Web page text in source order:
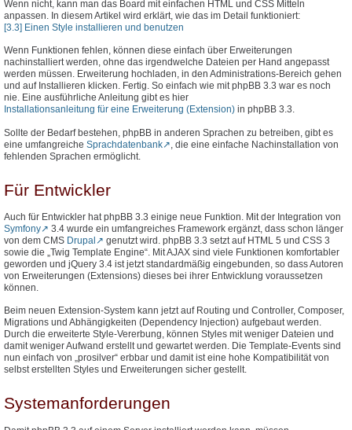
Wenn nicht, kann man das Board mit einfachen HTML und CSS Mitteln
anpassen. In diesem Artikel wird erklärt, wie das im Detail funktioniert:
[3.3] Einen Style installieren und benutzen
Wenn Funktionen fehlen, können diese einfach über Erweiterungen
nachinstalliert werden, ohne das irgendwelche Dateien per Hand angepasst
werden müssen. Erweiterung hochladen, in den Administrations-Bereich gehen
und auf Installieren klicken. Fertig. So einfach wie mit phpBB 3.3 war es noch
nie. Eine ausführliche Anleitung gibt es hier
Installationsanleitung für eine Erweiterung (Extension) in phpBB 3.3.
Sollte der Bedarf bestehen, phpBB in anderen Sprachen zu betreiben, gibt es
eine umfangreiche Sprachdatenbank
, die eine einfache Nachinstallation von
fehlenden Sprachen ermöglicht.
Für Entwickler
Auch für Entwickler hat phpBB 3.3 einige neue Funktion. Mit der Integration von
Symfony
3.4 wurde ein umfangreiches Framework ergänzt, dass schon länger
von dem CMS Drupal
genutzt wird. phpBB 3.3 setzt auf HTML 5 und CSS 3
sowie die „Twig Template Engine“. Mit AJAX sind viele Funktionen komfortabler
geworden und jQuery 3.4 ist jetzt standardmäßig eingebunden, so dass Autoren
von Erweiterungen (Extensions) dieses bei ihrer Entwicklung voraussetzen
können.
Beim neuen Extension-System kann jetzt auf Routing und Controller, Composer,
Migrations und Abhängigkeiten (Dependency Injection) aufgebaut werden.
Durch die erweiterte Style-Vererbung, können Styles mit weniger Dateien und
damit weniger Aufwand erstellt und gewartet werden. Die Template-Events sind
nun einfach von „prosilver“ erbbar und damit ist eine hohe Kompatibilität von
selbst erstellten Styles und Erweiterungen sicher gestellt.
Systemanforderungen